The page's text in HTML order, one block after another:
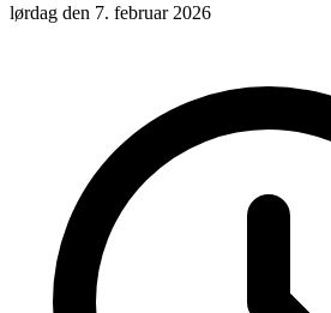
lørdag den 7. februar 2026